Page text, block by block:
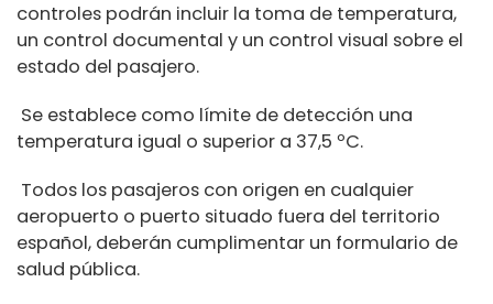
controles podrán incluir la toma de temperatura,
un control documental y un control visual sobre el
estado del pasajero.
Se establece como límite de detección una
temperatura igual o superior a 37,5 ºC.
Todos los pasajeros con origen en cualquier
aeropuerto o puerto situado fuera del territorio
español, deberán cumplimentar un formulario de
salud pública.